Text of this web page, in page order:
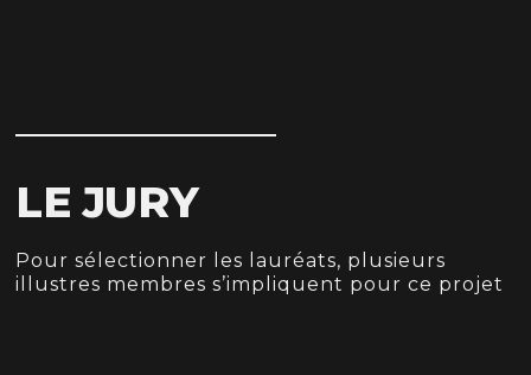
LE JURY
Pour sélectionner les lauréats, plusieurs
illustres membres s’impliquent pour ce projet